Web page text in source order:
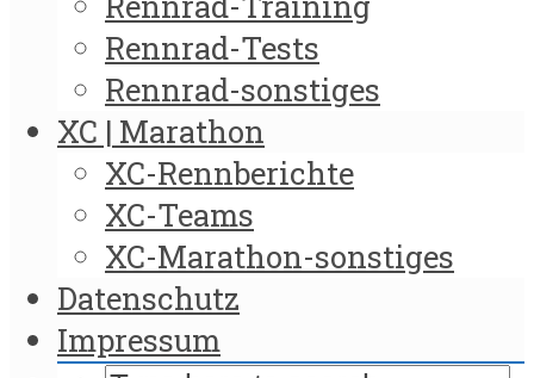
Rennrad-Tests
Rennrad-sonstiges
XC | Marathon
XC-Rennberichte
XC-Teams
XC-Marathon-sonstiges
Datenschutz
Impressum